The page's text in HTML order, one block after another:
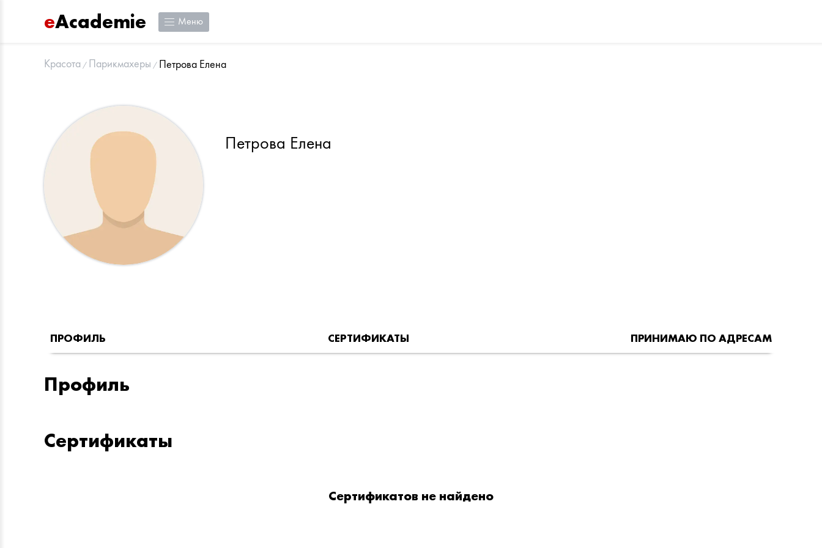
eAcademie Меню
Красота Парикмахеры Петрова Елена
Петрова Елена
ПРОФИЛЬ СЕРТИФИКАТЫ ПРИНИМАЮ ПО АДРЕСАМ
Профиль
Сертификаты
Сертификатов не найдено